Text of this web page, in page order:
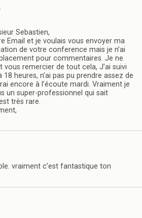
Sebastien,
Email et je voulais vous envoyer ma
de votre conference mais je n’ai
pour commentaires. Je ne
vous remercier de tout cela, J’ai suivi
18 heures, n’ai pas pu prendre assez de
encore à l’écoute mardi. Vraiment je
un super-professionnel qui sait
très rare.
vraiment c’est fantastique ton